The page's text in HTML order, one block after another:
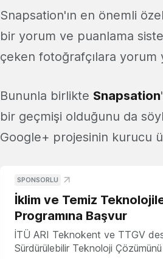
Snapsation'ın en önemli
bir yorum ve puanlama
çeken fotoğrafçılara yorum
Bununla birlikte Snapsation
bir geçmişi olduğunu da
Google+ projesinin kurucu
SPONSORLU
İklim ve Temiz
Programına Başvur
İTÜ ARI Teknokent ve TTGV
Sürdürülebilir Teknoloji